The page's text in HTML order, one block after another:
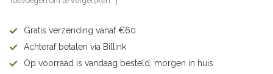
Gratis verzending vanaf €60
Achteraf betalen via Billink
Op voorraad is vandaag besteld, morgen in huis